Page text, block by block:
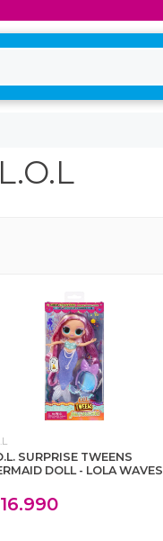
L.O.L
SURPRISE TWEENS
DOLL - LOLA WAVES